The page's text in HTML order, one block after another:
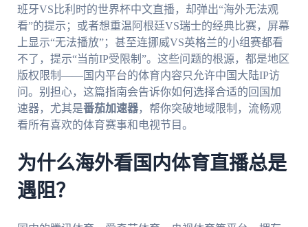
班牙VS比利时的世界杯中文直播，却弹出“海外无法观
看”的提示；或者想重温阿根廷VS瑞士的经典比赛，屏幕
上显示“无法播放”；甚至连挪威VS英格兰的小组赛都看
不了，提示“当前IP受限制”。这些问题的根源，都是地区
版权限制——国内平台的体育内容只允许中国大陆IP访
问。别担心，这篇指南会告诉你如何选择合适的回国加
速器，尤其是番茄加速器，帮你突破地域限制，流畅观
看所有喜欢的体育赛事和电视节目。
为什么海外看国内体育直播总是
遇阻？